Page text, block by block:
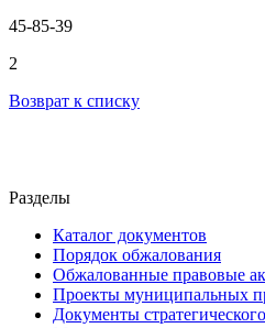
45-85-39
2
Возврат к списку
Разделы
Каталог документов
Порядок обжалования
Обжалованные правовые
Проекты муниципальных
Документы